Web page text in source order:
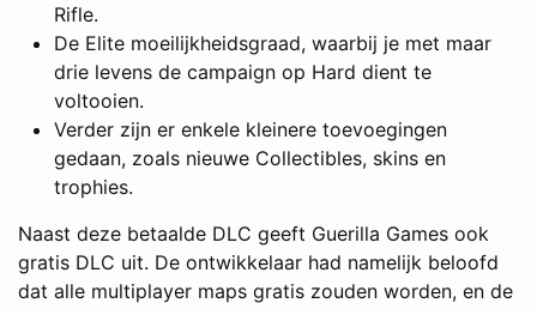
Rifle.
De Elite moeilijkheidsgraad, waarbij je met maar
drie levens de campaign op Hard dient te
voltooien.
Verder zijn er enkele kleinere toevoegingen
gedaan, zoals nieuwe Collectibles, skins en
trophies.
Naast deze betaalde DLC geeft Guerilla Games ook
gratis DLC uit. De ontwikkelaar had namelijk beloofd
dat alle multiplayer maps gratis zouden worden, en de